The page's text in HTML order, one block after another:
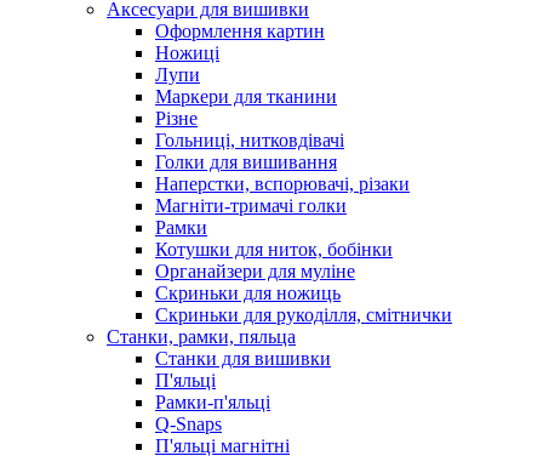
Аксесуари для вишивки
Оформлення картин
Ножиці
Лупи
Маркери для тканини
Різне
Гольниці, нитковдівачі
Голки для вишивання
Наперстки, вспорювачі, різаки
Магніти-тримачі голки
Рамки
Котушки для ниток, бобінки
Органайзери для муліне
Скриньки для ножиць
Скриньки для рукоділля, смітнички
Станки, рамки, пяльца
Станки для вишивки
П'яльці
Рамки-п'яльці
Q-Snaps
П'яльці магнітні